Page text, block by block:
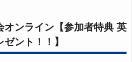
オンライン【参加者特典 英
ント！！】